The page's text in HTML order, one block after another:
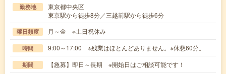
勤務地
東京都中央区
東京駅から徒歩8分／三越前駅から徒歩6分
曜日頻度 月～金 ※土日祝休み
時間 9:00～17:00 ※残業はほとんどありません。※休憩60分。
期間 【急募】即日～長期 ※開始日はご相談可能です！